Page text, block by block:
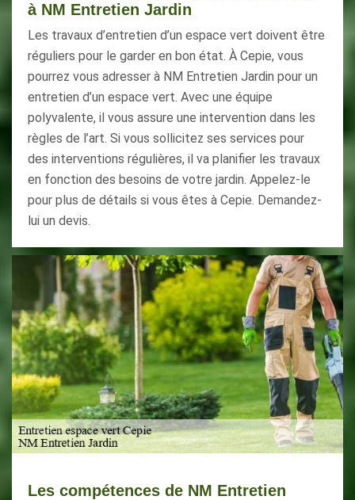
à NM Entretien Jardin
Les travaux d’entretien d’un espace vert doivent être
réguliers pour le garder en bon état. À Cepie, vous
pourrez vous adresser à NM Entretien Jardin pour un
entretien d’un espace vert. Avec une équipe
polyvalente, il vous assure une intervention dans les
règles de l’art. Si vous sollicitez ses services pour
des interventions régulières, il va planifier les travaux
en fonction des besoins de votre jardin. Appelez-le
pour plus de détails si vous êtes à Cepie. Demandez-
lui un devis.
Les compétences de NM Entretien